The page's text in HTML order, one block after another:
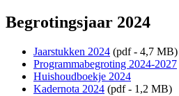
Begrotingsjaar 2024
Jaarstukken 2024 (pdf - 4,7 MB)
Programmabegroting 2024-2027
Huishoudboekje 2024
Kadernota 2024 (pdf - 1,2 MB)